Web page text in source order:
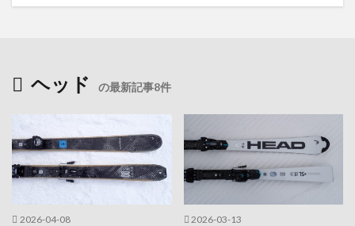
ヘッド の最新記事8件
2026-04-08 2026-03-13